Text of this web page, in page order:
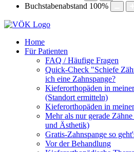
Buchstabenabstand 100%
Home
Für Patienten
FAQ / Häufige Fragen
Quick-Check "Schiefe
ich eine Zahnspange?
Kieferorthopäden in
(Standort ermitteln)
Kieferorthopäden in
Mehr als nur gerade
und Ästhetik)
Gratis-Zahnspange so
Vor der Behandlung